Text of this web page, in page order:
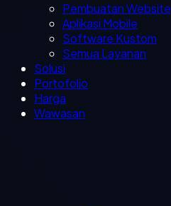
Pembuatan Website
Aplikasi Mobile
Software Kustom
Semua Layanan
Solusi
Portofolio
Harga
Wawasan